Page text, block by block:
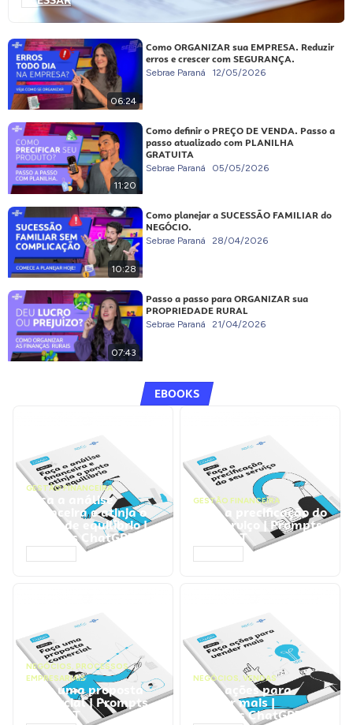
06:24
Como ORGANIZAR sua EMPRESA. Reduzir
erros e crescer com SEGURANÇA.
Sebrae Paraná 12/05/2026
11:20
Como definir o PREÇO DE VENDA. Passo a
passo atualizado com PLANILHA
GRATUITA
Sebrae Paraná 05/05/2026
10:28
Como planejar a SUCESSÃO FAMILIAR do
NEGÓCIO.
Sebrae Paraná 28/04/2026
07:43
Passo a passo para ORGANIZAR sua
PROPRIEDADE RURAL
Sebrae Paraná 21/04/2026
EBOOKS
GESTÃO FINANCEIRA
Faça a análise
financeira e atinja o
ponto de equilíbrio |
Prompts ChatGPT
GESTÃO FINANCEIRA
Faça a precificação do
seu serviço | Prompts
ChatGPT
NEGÓCIOS, PROCESSOS
EMPRESARIAIS
Faça uma proposta
comercial | Prompts
ChatGPT
NEGÓCIOS, VENDAS
Faça ações para
vender mais |
Prompts ChatGPT